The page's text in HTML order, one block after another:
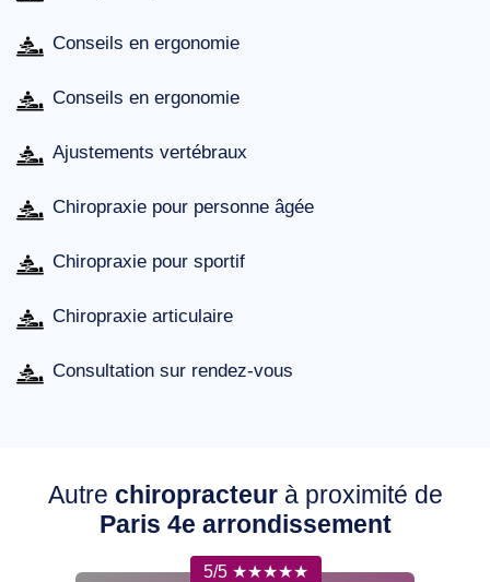
Conseils en ergonomie
Conseils en ergonomie
Ajustements vertébraux
Chiropraxie pour personne âgée
Chiropraxie pour sportif
Chiropraxie articulaire
Consultation sur rendez-vous
Autre chiropracteurà proximité de
Paris 4e arrondissement
5/5 ★★★★★